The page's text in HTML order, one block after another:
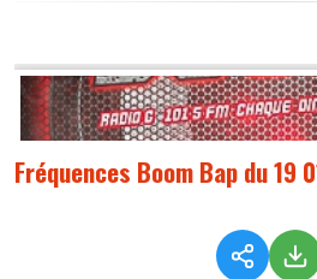
Fréquences Boom Bap du 19